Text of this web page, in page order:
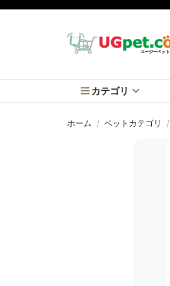
カテゴリ
ホーム ペットカテゴリ